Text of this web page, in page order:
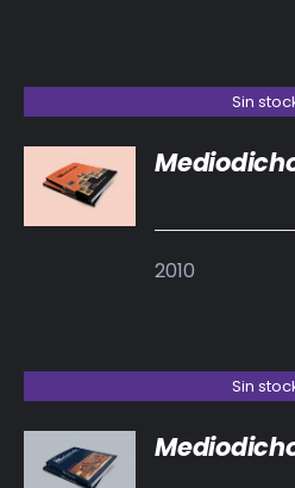
Sin
DETALLES
2010
Sin
DETALLES